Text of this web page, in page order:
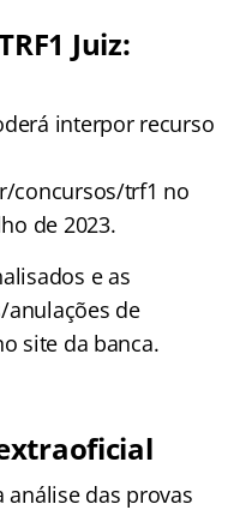
Juiz:
interpor recurso
concursos/trf1 no
de 2023.
e as
anulações de
site da banca.
análise das provas